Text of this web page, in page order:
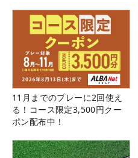
11月までのプレーに2回使え
る！コース限定3,500円クー
ポン配布中！